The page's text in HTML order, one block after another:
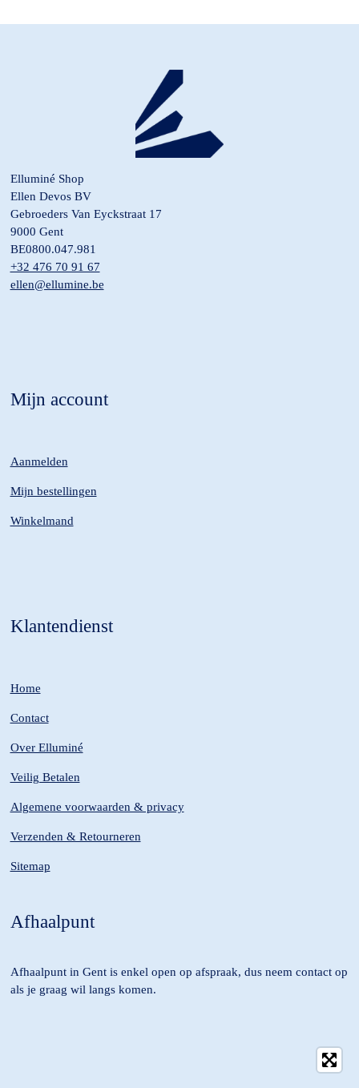
Elluminé Shop
Ellen Devos BV
Gebroeders Van Eyckstraat 17
9000 Gent
BE0800.047.981
+32 476 70 91 67
ellen@ellumine.be
Mijn account
Aanmelden
Mijn bestellingen
Winkelmand
Klantendienst
Home
Contact
Over Elluminé
Veilig Betalen
Algemene voorwaarden & privacy
Verzenden & Retourneren
Sitemap
Afhaalpunt
Afhaalpunt in Gent is enkel open op afspraak, dus neem contact op
als je graag wil langs komen.